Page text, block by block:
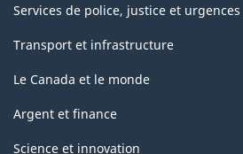
Services de police, justice et urgences
Transport et infrastructure
Le Canada et le monde
Argent et finance
Science et innovation